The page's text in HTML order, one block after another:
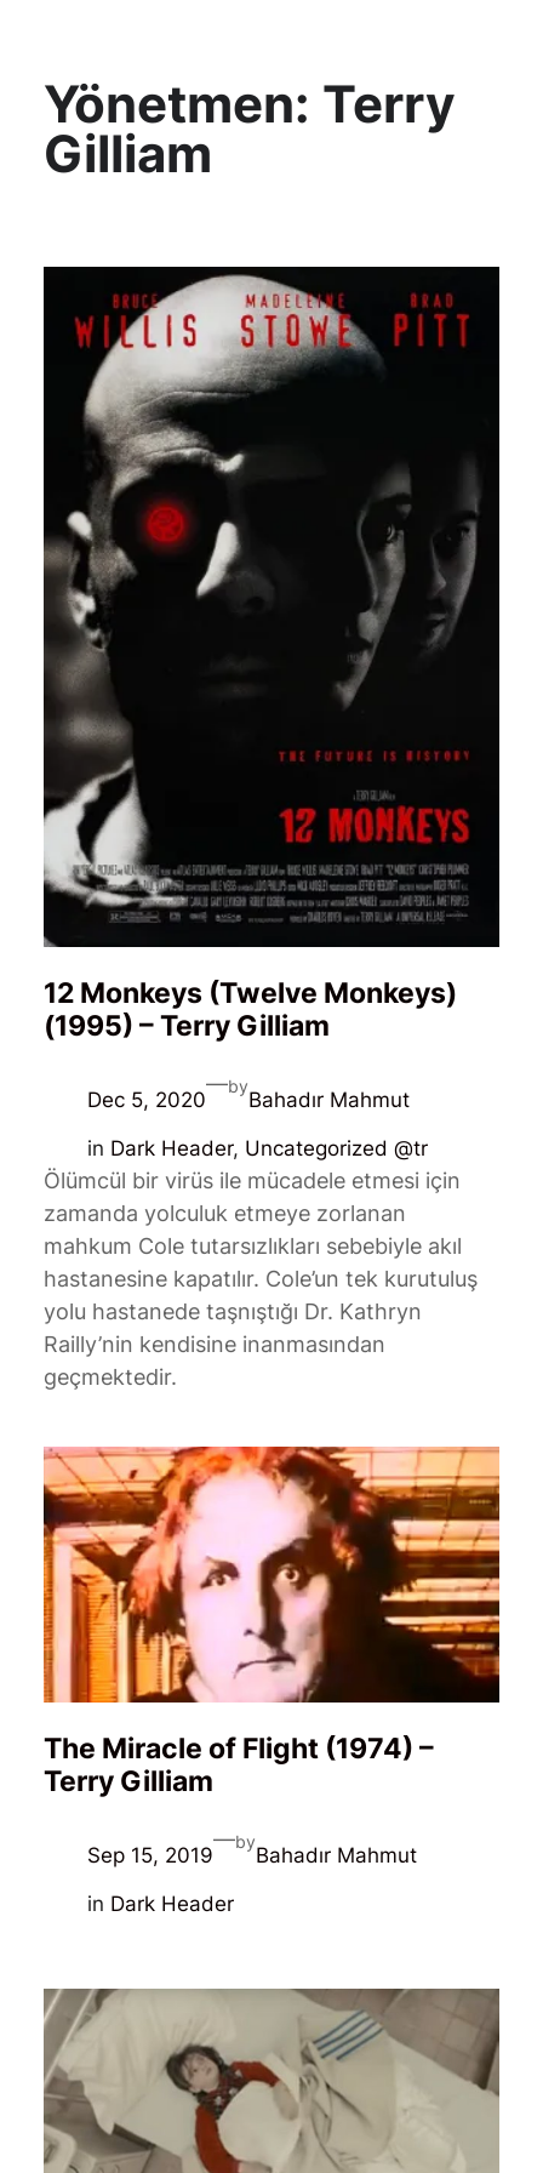
Yönetmen: Terry
Gilliam
12 Monkeys (Twelve Monkeys)
(1995) – Terry Gilliam
Dec 5, 2020
—by
Bahadır Mahmut
in Dark Header, Uncategorized @tr
Ölümcül bir virüs ile mücadele etmesi için
zamanda yolculuk etmeye zorlanan
mahkum Cole tutarsızlıkları sebebiyle akıl
hastanesine kapatılır. Cole’un tek kurutuluş
yolu hastanede taşnıştığı Dr. Kathryn
Railly’nin kendisine inanmasından
geçmektedir.
The Miracle of Flight (1974) –
Terry Gilliam
Sep 15, 2019
—by
Bahadır Mahmut
in Dark Header